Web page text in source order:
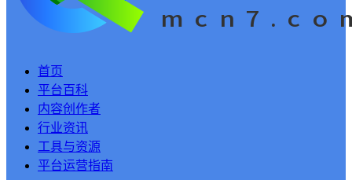
首页
平台百科
内容创作者
行业资讯
工具与资源
平台运营指南